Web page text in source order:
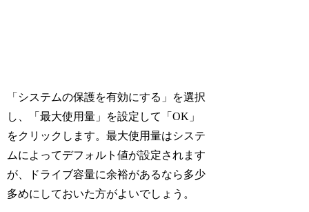
「システムの保護を有効にする」を選択
し、「最大使用量」を設定して「OK」
をクリックします。最大使用量はシステ
ムによってデフォルト値が設定されます
が、ドライブ容量に余裕があるなら多少
多めにしておいた方がよいでしょう。